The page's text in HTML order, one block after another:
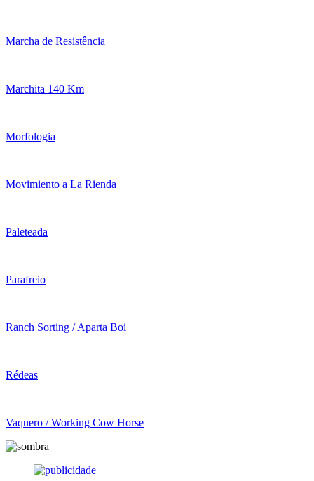
Marcha de Resistência
Marchita 140 Km
Morfologia
Movimiento a La Rienda
Paleteada
Parafreio
Ranch Sorting / Aparta Boi
Rédeas
Vaquero / Working Cow Horse